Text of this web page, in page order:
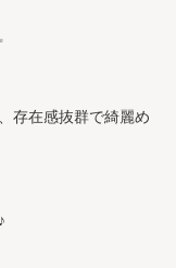
存在感抜群で綺麗め